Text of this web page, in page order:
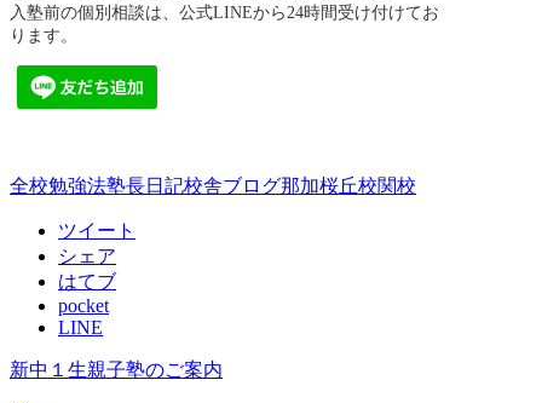
入塾前の個別相談は、公式LINEから24時間受け付けてお
ります。
全校勉強法塾長日記校舎ブログ那加桜丘校関校
ツイート
シェア
はてブ
pocket
LINE
新中１生親子塾のご案内